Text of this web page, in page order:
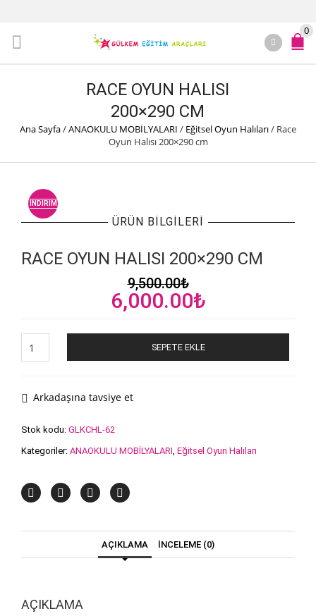
0
RACE OYUN HALISI
200×290 CM
Ana Sayfa/ANAOKULU MOBİLYALARI / Eğitsel Oyun Halıları/ Race
Oyun Halısı 200×290 cm
İNDIRIM
ÜRÜN BILGILERI
RACE OYUN HALISI 200×290 CM
9,500.00₺
Orijinal
9,500.00₺.
6,000.00₺Şu
fiyat:
6,000.00₺.
Oyun
cm
SEPETE EKLE
Arkadaşına tavsiye et
Stok kodu: GLKCHL-62
Kategoriler: ANAOKULU MOBİLYALARI Eğitsel Oyun Halıları
AÇIKLAMA İNCELEME (0)
AÇIKLAMA